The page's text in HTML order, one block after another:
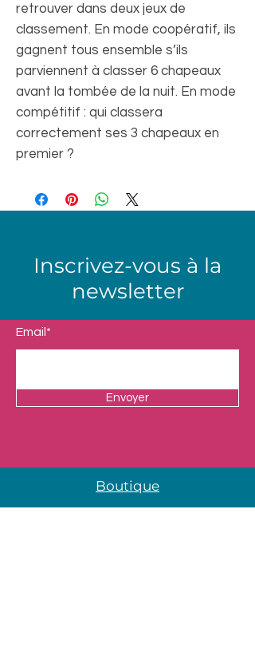
retrouver dans deux jeux de
classement. En mode coopératif, ils
gagnent tous ensemble s’ils
parviennent à classer 6 chapeaux
avant la tombée de la nuit. En mode
compétitif : qui classera
correctement ses 3 chapeaux en
premier ?
Inscrivez-vous à la
newsletter
Email*
Envoyer
Boutique